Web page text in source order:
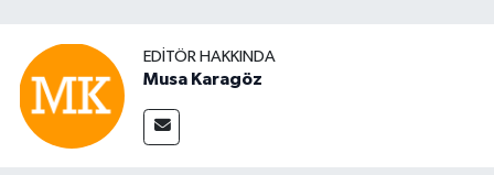
EDITÖR HAKKINDA
Musa Karagöz